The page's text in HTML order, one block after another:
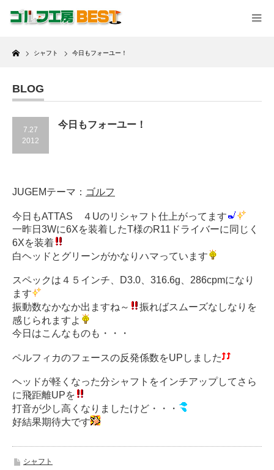
Home
シャフト 今日もフォーユー！
BLOG
7.27
2012
今日もフォーユー！
JUGEMテーマ： ゴルフ
今日もATTAS ４Uのリシャフト仕上がってます
一昨日3Wに6Xを装着したT様のR11ドライバーに同じく
6Xを装着
白ヘッドとグリーンがかなりハマっています
スペックは４５インチ、D3.0、316.6g、286cpmになり
ます
振動数なかなか出ますね～
振ればスムーズなしなりを
感じられますよ
今日はこんなものも・・・
ペルフィカのフェースの反発係数をUPしました
ヘッドが軽くなった分シャフトをインチアップしてさら
に飛距離UPを
打音が少し高くなりましたけど・・・
好結果期待大です
シャフト